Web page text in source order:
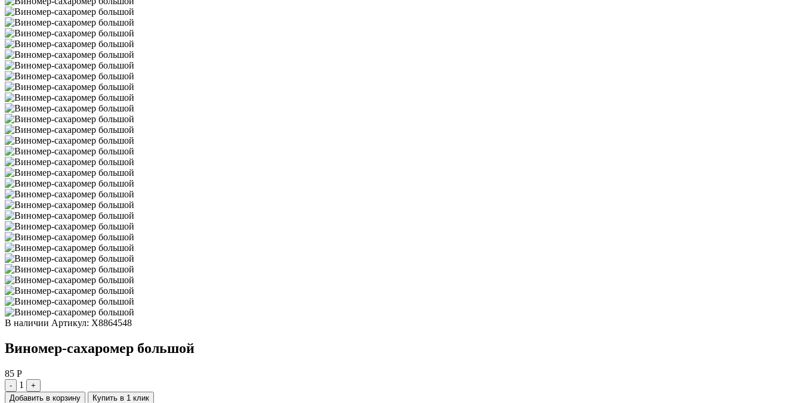
В наличии Артикул: X8864548
Виномер-сахаромер большой
85 Р
- 1
+
Добавить в корзину
Купить в 1 клик